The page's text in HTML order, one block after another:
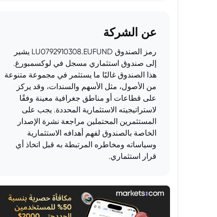
عن الشركة
رمز الصندوق LU0792910308.EUFUND يشير
إلى صندوق استثماري مسجل في لوكسمبورغ.
هذا الصندوق غالبًا ما يستثمر في مجموعة متنوعة
من الأصول، مثل الأسهم والسندات، وقد يركز
على قطاعات أو مناطق جغرافية معينة وفقًا
لاستراتيجيته الاستثمارية المحددة. يجب على
المستثمرين المحتملين مراجعة نشرة الإصدار
الخاصة بالصندوق لفهم أهدافه الاستثمارية
وسياساته ومخاطره المرتبطة به قبل اتخاذ أي
قرار استثماري.